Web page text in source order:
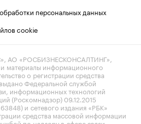
персональных данных
cookie
АО «РОСБИЗНЕСКОНСАЛТИНГ»,
материалы информационного
о регистрации средства
Федеральной службой
информационных технологий
(Роскомнадзор) 09.12.2015
и сетевого издания «РБК»
средства массовой информации